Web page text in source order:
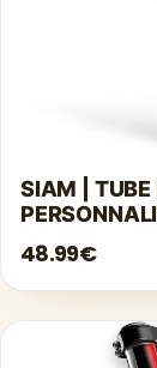
SIAM | TUBE
48.99€